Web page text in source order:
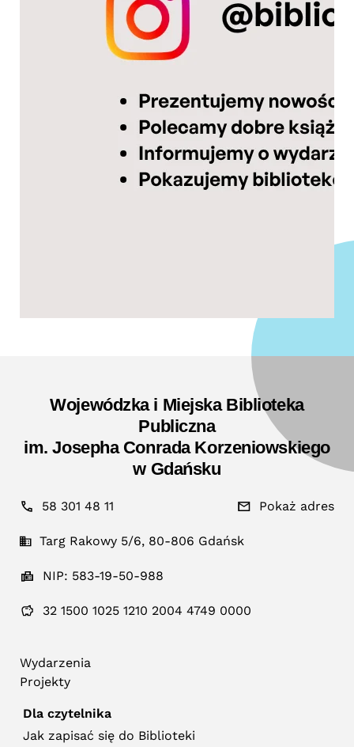
Wojewódzka i Miejska Biblioteka
Publiczna
im. Josepha Conrada Korzeniowskiego
w Gdańsku
58 301 48 11 Pokaż adres
Targ Rakowy 5/6, 80-806 Gdańsk
NIP: 583-19-50-988
32 1500 1025 1210 2004 4749 0000
Wydarzenia
Projekty
Dla czytelnika
Jak zapisać się do Biblioteki